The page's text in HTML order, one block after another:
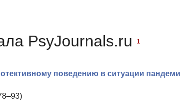
PsyJournals.ru 1
поведению в ситуации